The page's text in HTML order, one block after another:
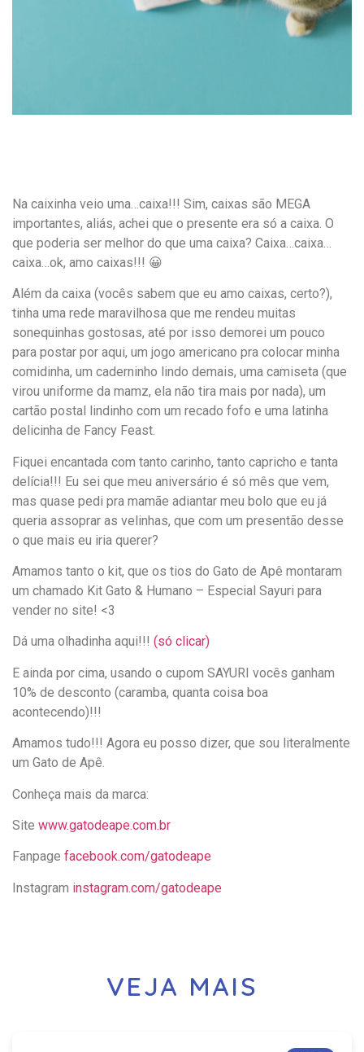
Na caixinha veio uma…caixa!!! Sim, caixas são MEGA
importantes, aliás, achei que o presente era só a caixa. O
que poderia ser melhor do que uma caixa? Caixa…caixa…
caixa…ok, amo caixas!!! 😀
Além da caixa (vocês sabem que eu amo caixas, certo?),
tinha uma rede maravilhosa que me rendeu muitas
sonequinhas gostosas, até por isso demorei um pouco
para postar por aqui, um jogo americano pra colocar minha
comidinha, um caderninho lindo demais, uma camiseta (que
virou uniforme da mamz, ela não tira mais por nada), um
cartão postal lindinho com um recado fofo e uma latinha
delicinha de Fancy Feast.
Fiquei encantada com tanto carinho, tanto capricho e tanta
delícia!!! Eu sei que meu aniversário é só mês que vem,
mas quase pedi pra mamãe adiantar meu bolo que eu já
queria assoprar as velinhas, que com um presentão desse
o que mais eu iria querer?
Amamos tanto o kit, que os tios do Gato de Apê montaram
um chamado Kit Gato & Humano – Especial Sayuri para
vender no site! <3
Dá uma olhadinha aqui!!! (só clicar)
E ainda por cima, usando o cupom SAYURI vocês ganham
10% de desconto (caramba, quanta coisa boa
acontecendo)!!!
Amamos tudo!!! Agora eu posso dizer, que sou literalmente
um Gato de Apê.
Conheça mais da marca:
Site www.gatodeape.com.br
Fanpage facebook.com/gatodeape
Instagram instagram.com/gatodeape
VEJA MAIS